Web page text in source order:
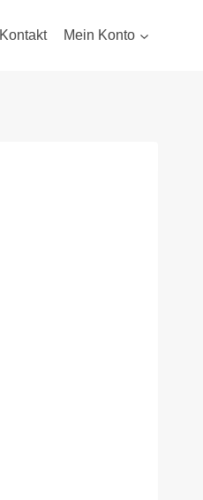
Kontakt Mein Konto